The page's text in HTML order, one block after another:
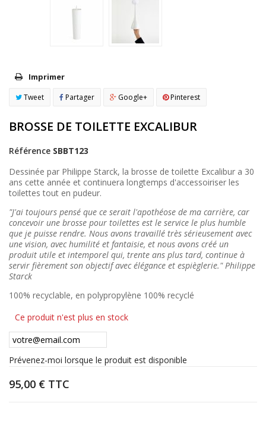
Imprimer
Tweet Partager Google+ Pinterest
BROSSE DE TOILETTE EXCALIBUR
Référence SBBT123
Dessinée par Philippe Starck, la brosse de toilette Excalibur a 30
ans cette année et continuera longtemps d'accessoiriser les
toilettes tout en pudeur.
"J'ai toujours pensé que ce serait l'apothéose de ma carrière, car
concevoir une brosse pour toilettes est le service le plus humble
que je puisse rendre. Nous avons travaillé très sérieusement avec
une vision, avec humilité et fantaisie, et nous avons créé un
produit utile et intemporel qui, trente ans plus tard, continue à
servir fièrement son objectif avec élégance et espièglerie." Philippe
Starck
100% recyclable, en polypropylène 100% recyclé
Ce produit n'est plus en stock
Prévenez-moi lorsque le produit est disponible
95,00 € TTC